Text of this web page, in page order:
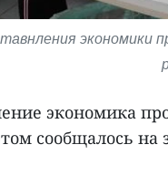
экономики
экономика
сообщалось